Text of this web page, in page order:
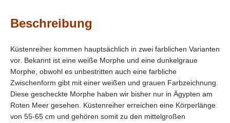
Beschreibung
Küstenreiher kommen hauptsächlich in zwei farblichen Varianten
vor. Bekannt ist eine weiße Morphe und eine dunkelgraue
Morphe, obwohl es unbestritten auch eine farbliche
Zwischenform gibt mit einer weißen und grauen Farbzeichnung.
Diese gescheckte Morphe haben wir bisher nur in Ägypten am
Roten Meer gesehen. Küstenreiher erreichen eine Körperlänge
von 55-65 cm und gehören somit zu den mittelgroßen